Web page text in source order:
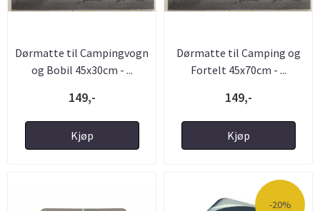
Dørmatte til Campingvogn
og Bobil 45x30cm - ...
149,-
Kjøp
Dørmatte til Camping og
Fortelt 45x70cm - ...
149,-
Kjøp
-20%